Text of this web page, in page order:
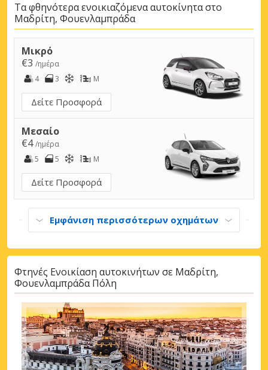
Τα φθηνότερα ενοικιαζόμενα αυτοκίνητα στο
Μαδρίτη, Φουενλαμπράδα
Μικρό
€3 /ημέρα
4
3 M
Δείτε Προσφορά
Μεσαίο
€4/ημέρα
5
5 M
Δείτε Προσφορά
Εμφάνιση περισσότερων οχημάτων
Φτηνές Ενοικίαση αυτοκινήτων σε Μαδρίτη,
Φουενλαμπράδα Πόλη